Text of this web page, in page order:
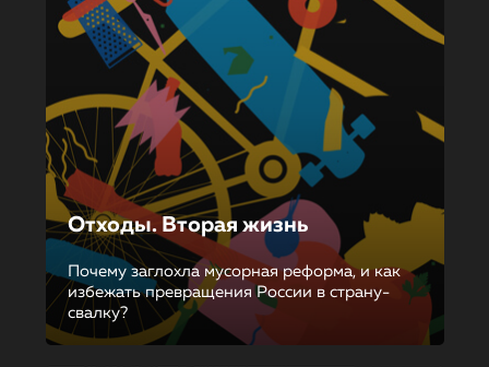
Отходы. Вторая жизнь
Почему заглохла мусорная реформа, и как
избежать превращения России в страну-
свалку?